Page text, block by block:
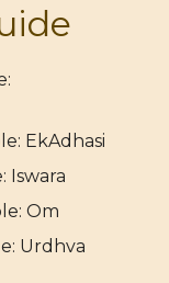
EkAdhasi
Iswara
Om
Urdhva